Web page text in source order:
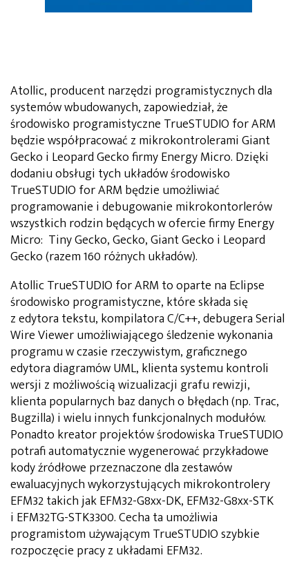
Atollic, producent narzędzi programistycznych dla
systemów wbudowanych, zapowiedział, że
środowisko programistyczne TrueSTUDIO for ARM
będzie współpracować z mikrokontrolerami Giant
Gecko i Leopard Gecko firmy Energy Micro. Dzięki
dodaniu obsługi tych układów środowisko
TrueSTUDIO for ARM będzie umożliwiać
programowanie i debugowanie mikrokontorlerów
wszystkich rodzin będących w ofercie firmy Energy
Micro: Tiny Gecko, Gecko, Giant Gecko i Leopard
Gecko (razem 160 różnych układów).
Atollic TrueSTUDIO for ARM to oparte na Eclipse
środowisko programistyczne, które składa się
z edytora tekstu, kompilatora C/C++, debugera Serial
Wire Viewer umożliwiającego śledzenie wykonania
programu w czasie rzeczywistym, graficznego
edytora diagramów UML, klienta systemu kontroli
wersji z możliwością wizualizacji grafu rewizji,
klienta popularnych baz danych o błędach (np. Trac,
Bugzilla) i wielu innych funkcjonalnych modułów.
Ponadto kreator projektów środowiska TrueSTUDIO
potrafi automatycznie wygenerować przykładowe
kody źródłowe przeznaczone dla zestawów
ewaluacyjnych wykorzystujących mikrokontrolery
EFM32 takich jak EFM32-G8xx-DK, EFM32-G8xx-STK
i EFM32TG-STK3300. Cecha ta umożliwia
programistom używającym TrueSTUDIO szybkie
rozpoczęcie pracy z układami EFM32.